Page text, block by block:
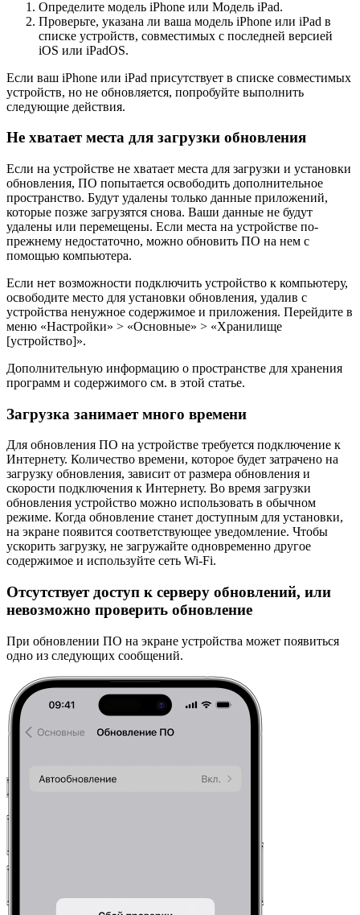
Определите модель iPhone или Модель iPad.
Проверьте, указана ли ваша модель iPhone или iPad в
списке устройств, совместимых с последней версией
iOS или iPadOS.
Если ваш iPhone или iPad присутствует в списке совместимых
устройств, но не обновляется, попробуйте выполнить
следующие действия.
Не хватает места для загрузки обновления
Если на устройстве не хватает места для загрузки и установки
обновления, ПО попытается освободить дополнительное
пространство. Будут удалены только данные приложений,
которые позже загрузятся снова. Ваши данные не будут
удалены или перемещены. Если места на устройстве по-
прежнему недостаточно, можно обновить ПО на нем с
помощью компьютера.
Если нет возможности подключить устройство к компьютеру,
освободите место для установки обновления, удалив с
устройства ненужное содержимое и приложения. Перейдите в
меню «Настройки» > «Основные» > «Хранилище
[устройство]».
Дополнительную информацию о пространстве для хранения
программ и содержимого см. в этой статье.
Загрузка занимает много времени
Для обновления ПО на устройстве требуется подключение к
Интернету. Количество времени, которое будет затрачено на
загрузку обновления, зависит от размера обновления и
скорости подключения к Интернету. Во время загрузки
обновления устройство можно использовать в обычном
режиме. Когда обновление станет доступным для установки,
на экране появится соответствующее уведомление. Чтобы
ускорить загрузку, не загружайте одновременно другое
содержимое и используйте сеть Wi-Fi.
Отсутствует доступ к серверу обновлений, или
невозможно проверить обновление
При обновлении ПО на экране устройства может появиться
одно из следующих сообщений.